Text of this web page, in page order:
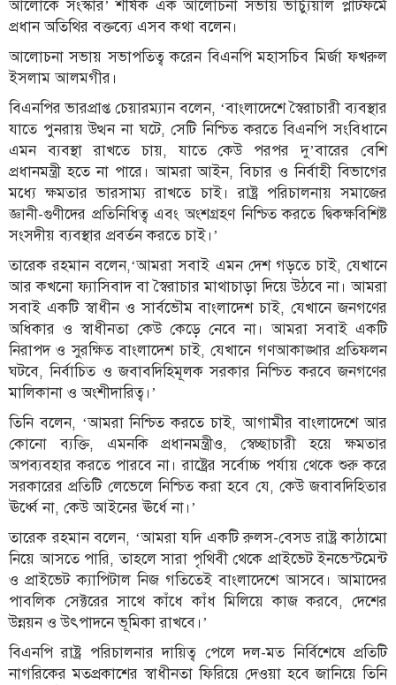
আলোকে সংস্কার’ শীর্ষক এক আলোচনা সভায় ভার্চ্যুয়াল প্লাটফর্মে
প্রধান অতিথির বক্তব্যে এসব কথা বলেন।
আলোচনা সভায় সভাপতিত্ব করেন বিএনপি মহাসচিব মির্জা ফখরুল
ইসলাম আলমগীর।
বিএনপির ভারপ্রাপ্ত চেয়ারম্যান বলেন, ‘বাংলাদেশে স্বৈরাচারী ব্যবস্থার
যাতে পুনরায় উত্থন না ঘটে, সেটি নিশ্চিত করতে বিএনপি সংবিধানে
এমন ব্যবস্থা রাখতে চায়, যাতে কেউ পরপর দু’বারের বেশি
প্রধানমন্ত্রী হতে না পারে। আমরা আইন, বিচার ও নির্বাহী বিভাগের
মধ্যে ক্ষমতার ভারসাম্য রাখতে চাই। রাষ্ট্র পরিচালনায় সমাজের
জ্ঞানী-গুণীদের প্রতিনিধিত্ব এবং অংশগ্রহণ নিশ্চিত করতে দ্বিকক্ষবিশিষ্ট
সংসদীয় ব্যবস্থার প্রবর্তন করতে চাই।’
তারেক রহমান বলেন,‘আমরা সবাই এমন দেশ গড়তে চাই, যেখানে
আর কখনো ফ্যাসিবাদ বা স্বৈরাচার মাথাচাড়া দিয়ে উঠবে না। আমরা
সবাই একটি স্বাধীন ও সার্বভৌম বাংলাদেশ চাই, যেখানে জনগণের
অধিকার ও স্বাধীনতা কেউ কেড়ে নেবে না। আমরা সবাই একটি
নিরাপদ ও সুরক্ষিত বাংলাদেশ চাই, যেখানে গণআকাঙ্খার প্রতিফলন
ঘটবে, নির্বাচিত ও জবাবদিহিমূলক সরকার নিশ্চিত করবে জনগণের
মালিকানা ও অংশীদারিত্ব।’
তিনি বলেন, ‘আমরা নিশ্চিত করতে চাই, আগামীর বাংলাদেশে আর
কোনো ব্যক্তি, এমনকি প্রধানমন্ত্রীও, স্বেচ্ছাচারী হয়ে ক্ষমতার
অপব্যবহার করতে পারবে না। রাষ্ট্রের সর্বোচ্চ পর্যায় থেকে শুরু করে
সরকারের প্রতিটি লেভেলে নিশ্চিত করা হবে যে, কেউ জবাবদিহিতার
ঊর্ধ্বে না, কেউ আইনের ঊর্ধে না।’
তারেক রহমান বলেন, ‘আমরা যদি একটি রুলস-বেসড রাষ্ট্র কাঠামো
নিয়ে আসতে পারি, তাহলে সারা পৃথিবী থেকে প্রাইভেট ইনভেস্টমেন্ট
ও প্রাইভেট ক্যাপিটাল নিজ গতিতেই বাংলাদেশে আসবে। আমাদের
পাবলিক সেক্টরের সাথে কাঁধে কাঁধ মিলিয়ে কাজ করবে, দেশের
উন্নয়ন ও উৎপাদনে ভূমিকা রাখবে।’
বিএনপি রাষ্ট্র পরিচালনার দায়িত্ব পেলে দল-মত নির্বিশেষে প্রতিটি
নাগরিকের মতপ্রকাশের স্বাধীনতা ফিরিয়ে দেওয়া হবে জানিয়ে তিনি